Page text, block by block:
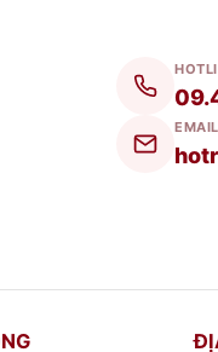
đã khuyến cáo trong
bỏ mùi hôi, bụi bẩn
ra ngoài, làm thân
nhiệt.
EMAIL